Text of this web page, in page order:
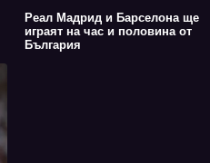
Реал Мадрид и Барселона ще
играят на час и половина от
България